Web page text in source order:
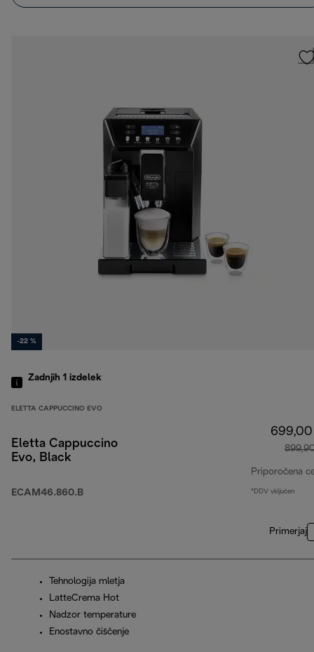
-22 %
Zadnjih 1 izdelek
ELETTA CAPPUCCINO EVO
Eletta Cappuccino
Evo, Black
ECAM46.860.B
Priporočena
*DDV vključen
Primerjaj
Tehnologija mletja
LatteCrema Hot
Nadzor temperature
Enostavno čiščenje